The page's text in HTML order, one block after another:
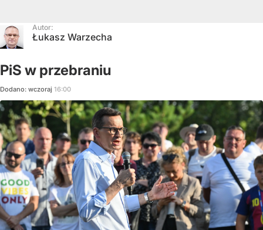
Autor:
Łukasz Warzecha
PiS w przebraniu
Dodano: wczoraj 16:00